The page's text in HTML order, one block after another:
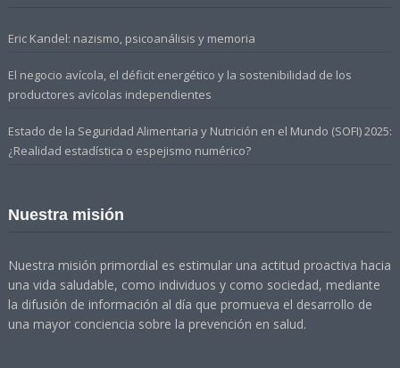
Eric Kandel: nazismo, psicoanálisis y memoria
El negocio avícola, el déficit energético y la sostenibilidad de los
productores avícolas independientes
Estado de la Seguridad Alimentaria y Nutrición en el Mundo (SOFI) 2025:
¿Realidad estadística o espejismo numérico?
Nuestra misión
Nuestra misión primordial es estimular una actitud proactiva hacia
una vida saludable, como individuos y como sociedad, mediante
la difusión de información al día que promueva el desarrollo de
una mayor conciencia sobre la prevención en salud.